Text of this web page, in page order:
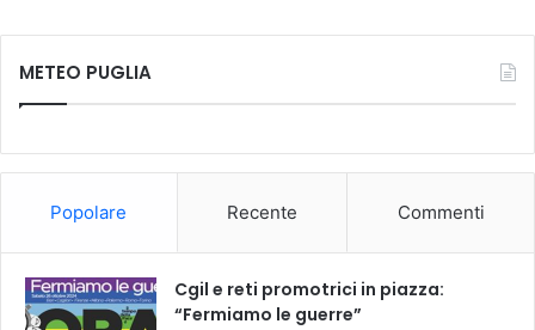
c
k
u
METEO PUGLIA
Popolare Recente Commenti
Cgil e reti promotrici in piazza:
“Fermiamo le guerre”